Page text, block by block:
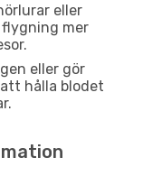
eller
mer
eller gör
hålla blodet